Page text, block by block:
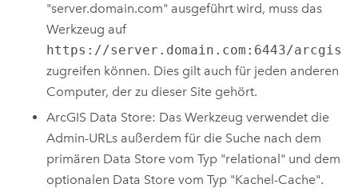
"server.domain.com" ausgeführt wird, muss das
Werkzeug auf
https://server.domain.com:6443/arcgis
zugreifen können. Dies gilt auch für jeden anderen
Computer, der zu dieser Site gehört.
ArcGIS Data Store: Das Werkzeug verwendet die
Admin-URLs außerdem für die Suche nach dem
primären Data Store vom Typ "relational" und dem
optionalen Data Store vom Typ "Kachel-Cache".